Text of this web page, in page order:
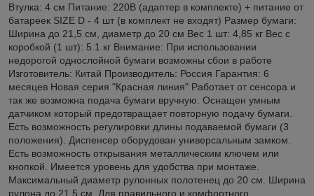
Втулка: 4 см Питание: 220В (адаптер в комплекте) + питание от
батареек SIZE D - 4 шт (в комплект не входят) Размер бумаги:
Ширина до 21,5 см, диаметр до 20 см Вес 1 шт: 4,85 кг Вес с
коробкой (1 шт): 5.1 кг Внимание: При использовании
недорогой однослойной бумаги возможны сбои в работе
Изготовитель: Китай Производитель: Россия Гарантия: 6
месяцев Новая серия "Красная линия" Работает от сенсора и
так же возможна подача бумаги вручную. Оснащен умным
датчиком который предотвращает повторную подачу бумаги.
Есть возможность регулировки длины подаваемой бумаги (3
положения). Диспенсер оборудован универсальным замком.
Есть возможность открывания металлическим ключем или
кнопкой. Имеется уровень для удобства при монтаже.
Максимальный диаметр рулонных полотенец до 20 см. Ширина
рулона до 21,5 см. Для правильного и комфортного